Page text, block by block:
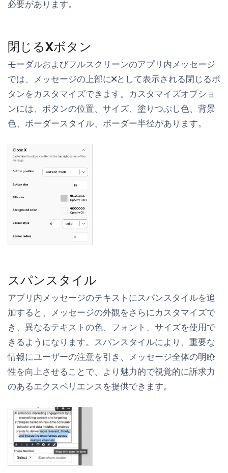
必要があります。
閉じるXボタン
モーダルおよびフルスクリーンのアプリ内メッセージ
では、メッセージの上部に として表示される閉じるボ
タンをカスタマイズできます。カスタマイズオプショ
ンには、ボタンの位置、サイズ、塗りつぶし色、背景
色、ボーダースタイル、ボーダー半径があります。
スパンスタイル
アプリ内メッセージのテキストにスパンスタイルを追
加すると、メッセージの外観をさらにカスタマイズで
き、異なるテキストの色、フォント、サイズを使用で
きるようになります。スパンスタイルにより、重要な
情報にユーザーの注意を引き、メッセージ全体の明瞭
性を向上させることで、より魅力的で視覚的に訴求力
のあるエクスペリエンスを提供できます。